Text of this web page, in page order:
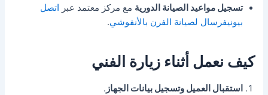
تسجيل مواعيد الصيانة الدورية مع مركز معتمد عبر
اتصل
بيونيفرسال لصيانة الفرن بالأنفوشي.
كيف نعمل أثناء زيارة الفني
استقبال العميل وتسجيل بيانات الجهاز .